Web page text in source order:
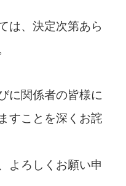
は、決定次第あら
に関係者の皆様に
すことを深くお詫
よろしくお願い申